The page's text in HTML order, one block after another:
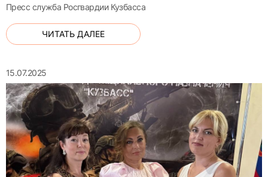
Пресс служба Росгвардии Кузбасса
ЧИТАТЬ ДАЛЕЕ
15.07.2025